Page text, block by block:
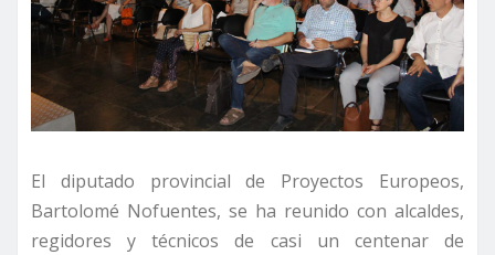
El diputado provincial de Proyectos Europeos,
Bartolomé Nofuentes, se ha reunido con alcaldes,
regidores y técnicos de casi un centenar de